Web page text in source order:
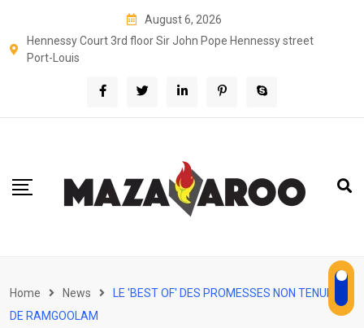
content
August 6, 2026
Hennessy Court 3rd floor Sir John Pope Hennessy street
Port-Louis
Home News
LE 'BEST OF' DES PROMESSES NON TENUES
DE RAMGOOLAM